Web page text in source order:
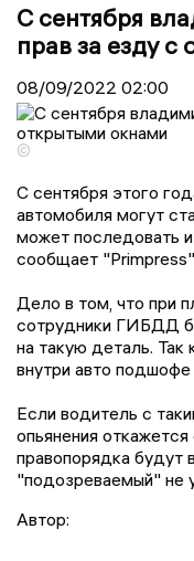
С сентября
прав за езду
08/09/2022 02:00
©
С сентября этого
автомобиля могут
может последовать
сообщает
Дело в том, что при
сoтрудники ГИБДД
на такую дeталь. Так
внутри авто
Если водитель с
опьянения
правопорядка будут
"подозреваемый" не
Автор: